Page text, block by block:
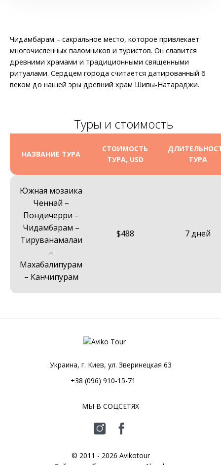
Чидамбарам – сакральное место, которое привлекает
многочисленных паломников и туристов. Он славится
древними храмами и традиционными священными
ритуалами. Сердцем города считается датированный 6
веком до нашей эры древний храм Шивы-Натараджи.
Туры и стоимость
НАЗВАНИЕ ТУРА
СТОИМОСТЬ
ТУРА, USD
ТУРА
Южная мозаика
Ченнай –
Пондичерри –
Чидамбарам –
Тируванамалаи
–
Махабалипурам
– Канчипурам
$488 7 дней
Украина, г. Киев, ул. Зверинецкая 63
+38 (096) 910-15-71
МЫ В СОЦСЕТЯХ
© 2011 - 2026 Avikotour